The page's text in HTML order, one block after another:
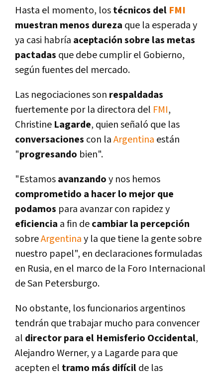
Hasta el momento, lostécnicos del FMI
muestran menos dureza que la esperada y
ya casi habrí­a aceptación sobre las metas
pactadas que debe cumplir el Gobierno,
según fuentes del mercado.
Las negociaciones son respaldadas
fuertemente por la directora del FMI,
Christine Lagarde, quien señaló que las
conversaciones con laArgentina están
"progresando bien".
"Estamosavanzandoy nos hemos
comprometido a hacer lo mejor que
podamos para avanzar con rapidez y
eficiencia a fin decambiar la percepción
sobreArgentinay la que tiene la gente sobre
nuestro papel", en declaraciones formuladas
en Rusia, en el marco de la Foro Internacional
de San Petersburgo.
No obstante, los funcionarios argentinos
tendrán que trabajar mucho para convencer
al director para el Hemisferio Occidental,
Alejandro Werner, y a Lagarde para que
acepten el tramo más difí­cilde las